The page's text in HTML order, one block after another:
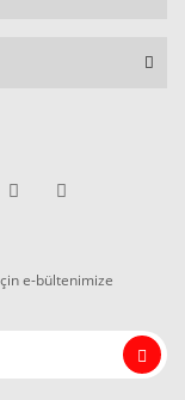
e-bültenimize